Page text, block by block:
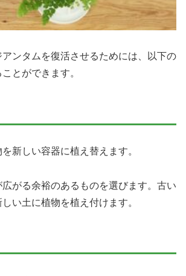
ンタムを復活させるためには、以下の
とができます。
新しい容器に植え替えます。
がる余裕のあるものを選びます。古い
い土に植物を植え付けます。